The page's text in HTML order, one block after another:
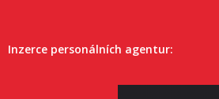
Inzerce personálních agentur: